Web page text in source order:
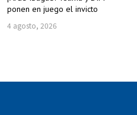
ponen en juego el invicto
4 agosto, 2026